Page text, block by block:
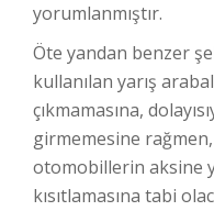
yorumlanmıştır.
Öte yandan benzer
kullanılan yarış
çıkmamasına,
girmemesine
otomobillerin aksine
kısıtlamasına tabi